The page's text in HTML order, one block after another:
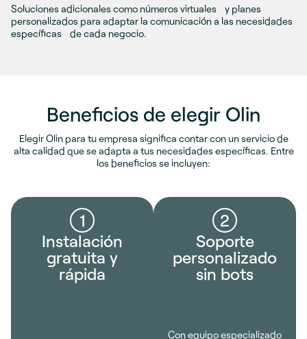
Soluciones adicionales como números virtuales y planes
personalizados para adaptar la comunicación a las necesidades
específicas de cada negocio.
Beneficios de elegir Olin
Elegir Olin para tu empresa significa contar con un servicio de
alta calidad que se adapta a tus necesidades específicas. Entre
los beneficios se incluyen:
1
Instalación
gratuita y
rápida
2
Soporte
personalizado
sin bots
Con equipo especializado